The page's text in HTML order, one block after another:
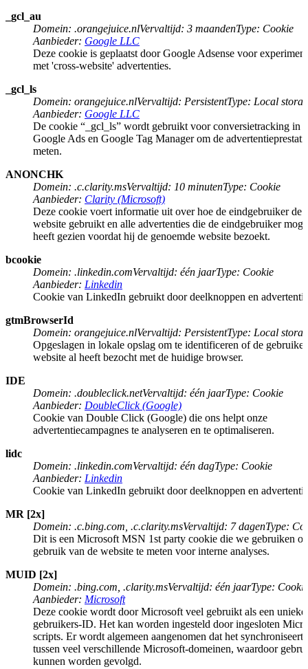
_gcl_au
Domein: .orangejuice.nlVervaltijd: 3 maandenType: Cookie
Aanbieder: Google LLC
Deze cookie is geplaatst door Google Adsense voor
met 'cross-website' advertenties.
_gcl_ls
Domein: orangejuice.nlVervaltijd: PersistentType: Local
Aanbieder: Google LLC
De cookie “_gcl_ls” wordt gebruikt voor conversietracking in
Google Ads en Google Tag Manager om de
meten.
ANONCHK
Domein: .c.clarity.msVervaltijd: 10 minutenType: Cookie
Aanbieder: Clarity (Microsoft)
Deze cookie voert informatie uit over hoe de eindgebruiker de
website gebruikt en alle advertenties die de eindgebruiker
heeft gezien voordat hij de genoemde website bezoekt.
bcookie
Domein: .linkedin.comVervaltijd: één jaarType: Cookie
Aanbieder: Linkedin
Cookie van LinkedIn gebruikt door deelknoppen en
gtmBrowserId
Domein: orangejuice.nlVervaltijd: PersistentType: Local
Opgeslagen in lokale opslag om te identificeren of de
website al heeft bezocht met de huidige browser.
IDE
Domein: .doubleclick.netVervaltijd: één jaarType: Cookie
Aanbieder: DoubleClick (Google)
Cookie van Double Click (Google) die ons helpt onze
advertentiecampagnes te analyseren en te optimaliseren.
lidc
Domein: .linkedin.comVervaltijd: één dagType: Cookie
Aanbieder: Linkedin
Cookie van LinkedIn gebruikt door deelknoppen en
MR [2x]
Domein: .c.bing.com, .c.clarity.msVervaltijd: 7 dagenType:
Dit is een Microsoft MSN 1st party cookie die we gebruiken
gebruik van de website te meten voor interne analyses.
MUID [2x]
Domein: .bing.com, .clarity.msVervaltijd: één jaarType: Cookie
Aanbieder: Microsoft
Deze cookie wordt door Microsoft veel gebruikt als een unieke
gebruikers-ID. Het kan worden ingesteld door ingesloten
scripts. Er wordt algemeen aangenomen dat het synchroniseert
tussen veel verschillende Microsoft-domeinen, waardoor
kunnen worden gevolgd.